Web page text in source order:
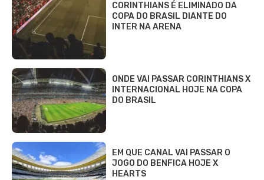
CORINTHIANS É ELIMINADO DA
COPA DO BRASIL DIANTE DO
INTER NA ARENA
ONDE VAI PASSAR CORINTHIANS X
INTERNACIONAL HOJE NA COPA
DO BRASIL
EM QUE CANAL VAI PASSAR O
JOGO DO BENFICA HOJE X
HEARTS